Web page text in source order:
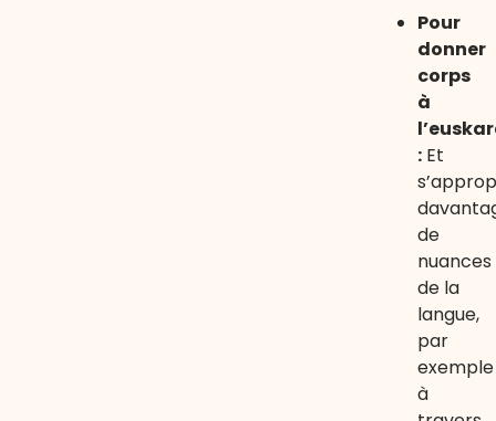
Pour
donner
corps
à
:Et
de
nuances
de la
langue,
par
exemple
à